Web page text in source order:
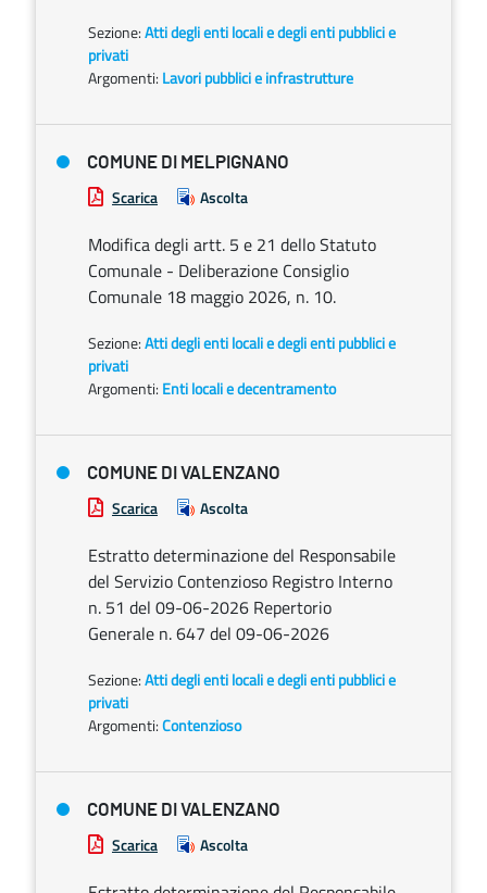
Sezione:Atti degli enti locali e degli enti pubblici e
privati
Argomenti: Lavori pubblici e infrastrutture
COMUNE DI MELPIGNANO
Scarica Ascolta
Modifica degli artt. 5 e 21 dello Statuto
Comunale - Deliberazione Consiglio
Comunale 18 maggio 2026, n. 10.
Sezione:Atti degli enti locali e degli enti pubblici e
privati
Argomenti: Enti locali e decentramento
COMUNE DI VALENZANO
Scarica Ascolta
Estratto determinazione del Responsabile
del Servizio Contenzioso Registro Interno
n. 51 del 09-06-2026 Repertorio
Generale n. 647 del 09-06-2026
Sezione:Atti degli enti locali e degli enti pubblici e
privati
Argomenti:Contenzioso
COMUNE DI VALENZANO
Scarica Ascolta